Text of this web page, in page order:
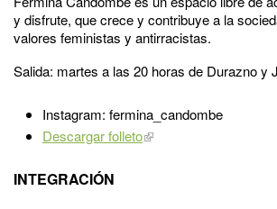
y disfrute, que crece y contribuye a la
valores feministas y antirracistas.
Salida: martes a las 20 horas de Durazno y
Instagram: fermina_candombe
Descargar folleto
INTEGRACIÓN